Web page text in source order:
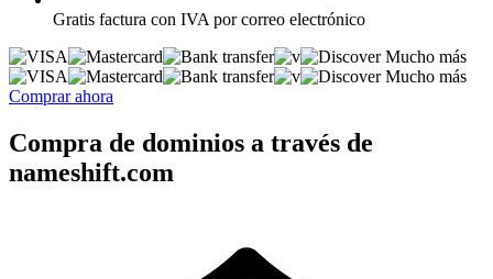
Gratis factura con IVA por correo electrónico
Mucho más
Mucho más
Comprar ahora
Compra de dominios a través de
nameshift.com